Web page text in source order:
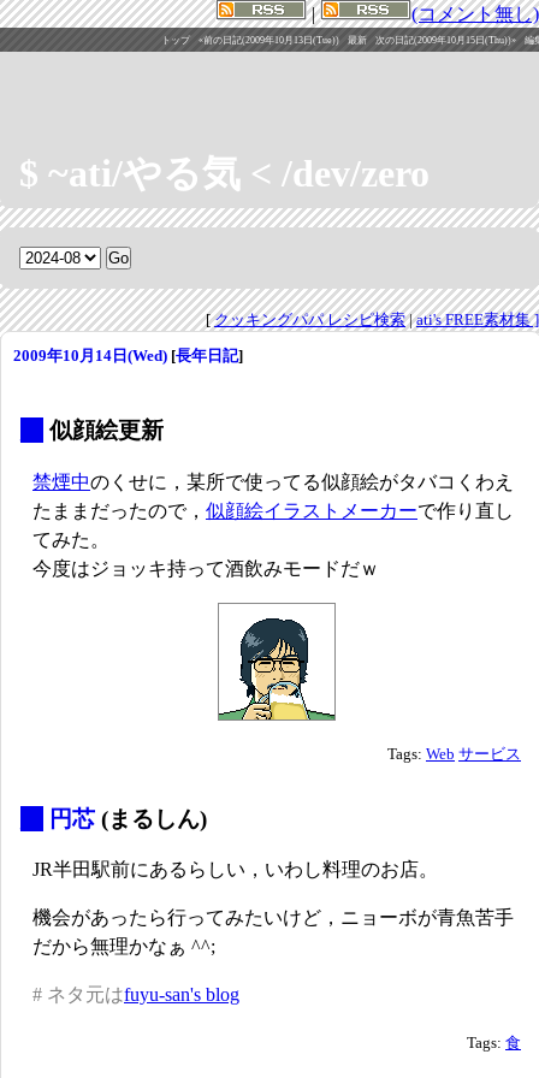
| (コメント無し)
トップ «前の日記(2009年10月13日(Tue)) 最新 次の日記(2009年10月15日(Thu))» 編
$ ~ati/やる気 < /dev/zero
[クッキングパパ レシピ検索|ati's FREE素材集 ]
2009年10月14日(Wed) [長年日記]
似顔絵更新
禁煙中のくせに，某所で使ってる似顔絵がタバコくわえ
たままだったので， 似顔絵イラストメーカーで作り直し
てみた。
今度はジョッキ持って酒飲みモードだｗ
Tags: Web サービス
円芯 (まるしん)
JR半田駅前にあるらしい，いわし料理のお店。
機会があったら行ってみたいけど，ニョーボが青魚苦手
だから無理かなぁ ^^;
# ネタ元はfuyu-san's blog
Tags: 食